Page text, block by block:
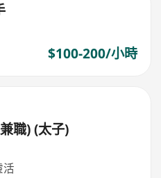
$100-200/小時
職) (太子)
活